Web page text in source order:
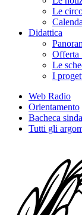
Le
Didattica
Offerta
Le
I
Web Radio
Orientamento
Bacheca
Tutti gli